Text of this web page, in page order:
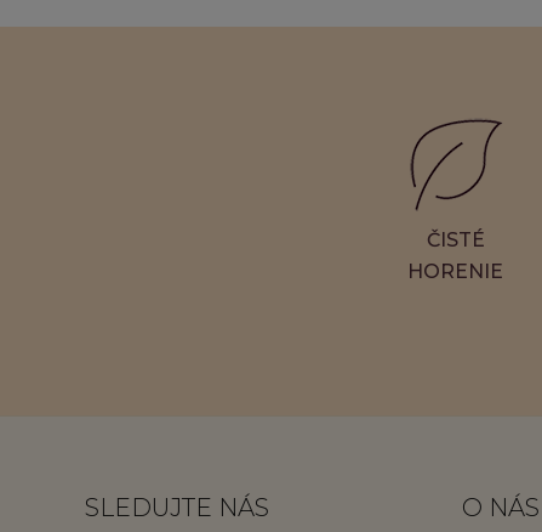
ČISTÉ
HORENIE
SLEDUJTE NÁS O NÁS